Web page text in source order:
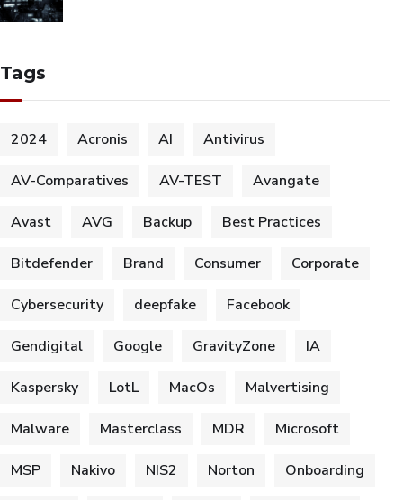
Tags
2024 Acronis AI Antivirus
AV-Comparatives AV-TEST Avangate
Avast AVG Backup Best Practices
Bitdefender Brand Consumer Corporate
Cybersecurity deepfake Facebook
Gendigital Google GravityZone IA
Kaspersky LotL MacOs Malvertising
Malware Masterclass MDR Microsoft
MSP Nakivo NIS2 Norton Onboarding